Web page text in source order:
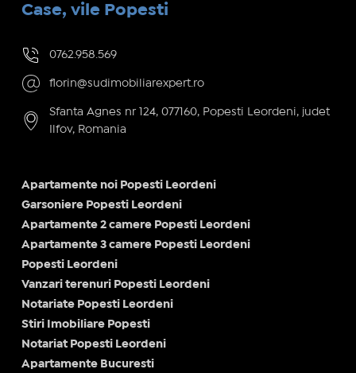
Case, vile Popesti
0762.958.569
florin@sudimobiliarexpert.ro
Sfanta Agnes nr 124, 077160, Popesti Leordeni, judet
Ilfov, Romania
Apartamente noi Popesti Leordeni
Garsoniere Popesti Leordeni
Apartamente 2 camere Popesti Leordeni
Apartamente 3 camere Popesti Leordeni
Popesti Leordeni
Vanzari terenuri Popesti Leordeni
Notariate Popesti Leordeni
Stiri Imobiliare Popesti
Notariat Popesti Leordeni
Apartamente Bucuresti